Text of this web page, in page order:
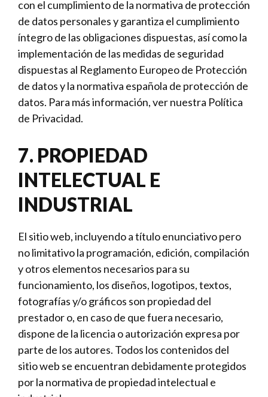
con el cumplimiento de la normativa de protección
de datos personales y garantiza el cumplimiento
íntegro de las obligaciones dispuestas, así como la
implementación de las medidas de seguridad
dispuestas al Reglamento Europeo de Protección
de datos y la normativa española de protección de
datos. Para más información, ver nuestra Política
de Privacidad.
7. PROPIEDAD
INTELECTUAL E
INDUSTRIAL
El sitio web, incluyendo a título enunciativo pero
no limitativo la programación, edición, compilación
y otros elementos necesarios para su
funcionamiento, los diseños, logotipos, textos,
fotografías y/o gráficos son propiedad del
prestador o, en caso de que fuera necesario,
dispone de la licencia o autorización expresa por
parte de los autores. Todos los contenidos del
sitio web se encuentran debidamente protegidos
por la normativa de propiedad intelectual e